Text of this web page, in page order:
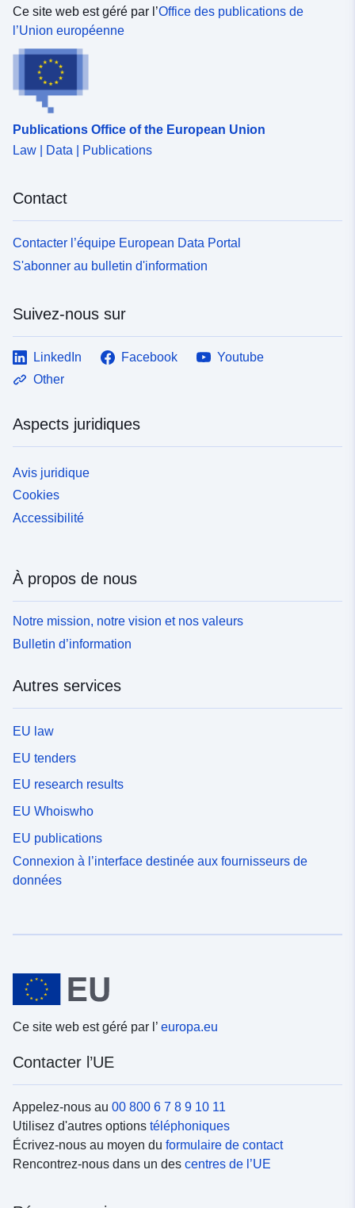
spatiale:
Identificateurs:
6446-4356-9471-
4573-9dce-7bd3ae52fc5f
Type:
Ressource:
Ce site web est géré par l’Office des publications de
l’Union européenne
Publications Office of the European Union
Law | Data | Publications
Contact
Contacter l’équipe European Data Portal
S'abonner au bulletin d'information
Suivez-nous sur
LinkedIn Facebook
Youtube
Other
Aspects juridiques
Avis juridique
Cookies
Accessibilité
À propos de nous
Notre mission, notre vision et nos valeurs
Bulletin d’information
Autres services
EU law
EU tenders
EU research results
EU Whoiswho
EU publications
Connexion à l’interface destinée aux fournisseurs de
données
Ce site web est géré par l’ europa.eu
Contacter l’UE
Appelez-nous au 00 800 6 7 8 9 10 11
Utilisez d'autres options téléphoniques
Écrivez-nous au moyen du formulaire de contact
Rencontrez-nous dans un des centres de l’UE